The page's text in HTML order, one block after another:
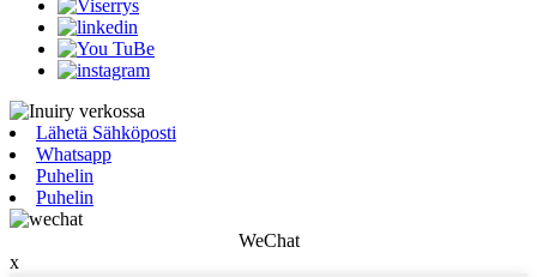
Lähetä Sähköposti
Whatsapp
Puhelin
Puhelin
WeChat
x